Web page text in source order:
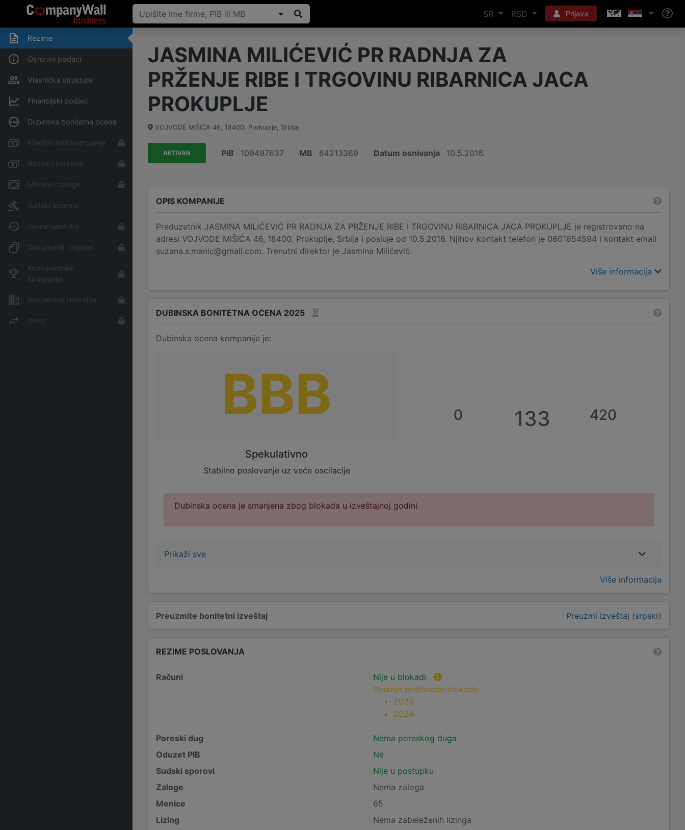
SR RSD Prijava
Rezime
Osnovni podaci
Vlasnička struktura
Finansijski podaci
Dubinska bonitetna ocena
Kreditni limit kompanije
Računi i blokade
Menice i zaloge
Sudski sporovi
Javne nabavke
Dokumenti i objave
Konkurentske
kompanije
Nekretnine i imovina
Izvoz
JASMINA MILIĆEVIĆ PR RADNJA ZA
PRŽENJE RIBE I TRGOVINU RIBARNICA JACA
PROKUPLJE
VOJVODE MIŠIĆA 46, 18400, Prokuplje, Srbija
AKTIVAN PIB 109497637 MB 64213369 Datum osnivanja 10.5.2016.
OPIS KOMPANIJE
Preduzetnik JASMINA MILIĆEVIĆ PR RADNJA ZA PRŽENJE RIBE I TRGOVINU RIBARNICA JACA PROKUPLJE je registrovano na
adresi VOJVODE MIŠIĆA 46, 18400, Prokuplje, Srbija i posluje od 10.5.2016. Njihov kontakt telefon je 0601654594 i kontakt email
suzana.s.manic@gmail.com. Trenutni direktor je Jasmina Milićević.
Više informacija
Preuzmite bonitetni izveštaj Preuzmi izveštaj (srpski)
DUBINSKA BONITETNA OCENA 2025
Dubinska ocena kompanije je:
BBB
Spekulativno
Stabilno poslovanje uz veće oscilacije
0 133 420
Dubinska ocena je smanjena zbog blokada u izveštajnoj godini
Prikaži sve
Više informacija
REZIME POSLOVANJA
Računi
Nije u blokadi
Postoje prethodne blokade
2025
2024
Poreski dug
Nema poreskog duga
Oduzet PIB
Ne
Sudski sporovi
Nije u postupku
Zaloge
Nema zaloga
Menice
65
Lizing
Nema zabeleženih lizinga